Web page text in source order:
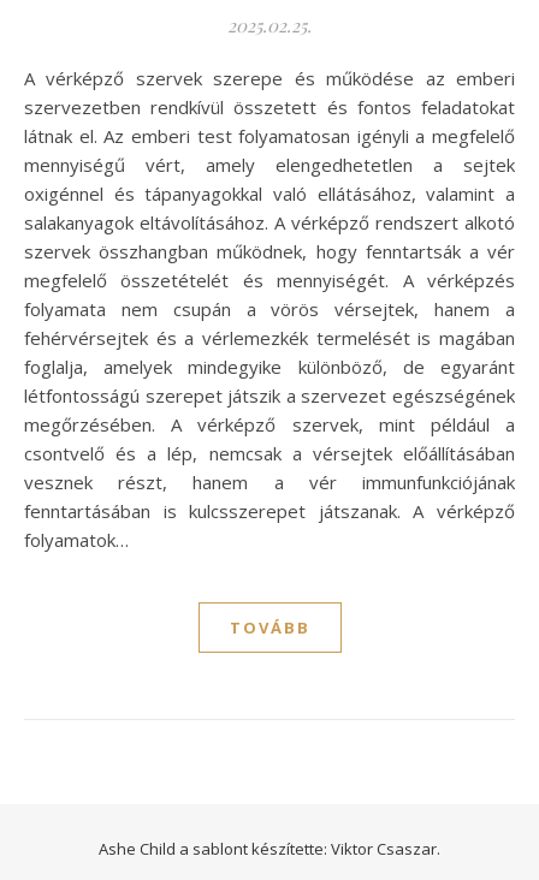
2025.02.25.
A vérképző szervek szerepe és működése az emberi
szervezetben rendkívül összetett és fontos feladatokat
látnak el. Az emberi test folyamatosan igényli a megfelelő
mennyiségű vért, amely elengedhetetlen a sejtek
oxigénnel és tápanyagokkal való ellátásához, valamint a
salakanyagok eltávolításához. A vérképző rendszert alkotó
szervek összhangban működnek, hogy fenntartsák a vér
megfelelő összetételét és mennyiségét. A vérképzés
folyamata nem csupán a vörös vérsejtek, hanem a
fehérvérsejtek és a vérlemezkék termelését is magában
foglalja, amelyek mindegyike különböző, de egyaránt
létfontosságú szerepet játszik a szervezet egészségének
megőrzésében. A vérképző szervek, mint például a
csontvelő és a lép, nemcsak a vérsejtek előállításában
vesznek részt, hanem a vér immunfunkciójának
fenntartásában is kulcsszerepet játszanak. A vérképző
folyamatok…
TOVÁBB
Ashe Child a sablont készítette: Viktor Csaszar.